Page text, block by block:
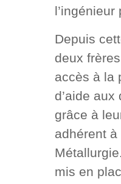
l’ingénieur
Depuis
deux
accès à la
d’aide
grâce à
adhérent à
mis en